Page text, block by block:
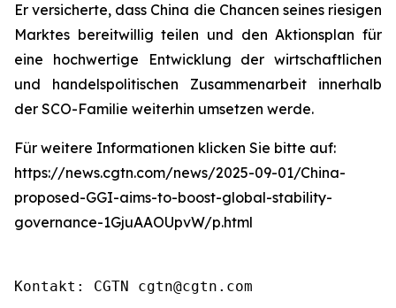
Er versicherte, dass China die Chancen seines riesigen
Marktes bereitwillig teilen und den Aktionsplan für
eine hochwertige Entwicklung der wirtschaftlichen
und handelspolitischen Zusammenarbeit innerhalb
der SCO-Familie weiterhin umsetzen werde.
Für weitere Informationen klicken Sie bitte auf:
https://news.cgtn.com/news/2025-09-01/China-
proposed-GGI-aims-to-boost-global-stability-
governance-1GjuAAOUpvW/p.html
Kontakt: CGTN cgtn@cgtn.com